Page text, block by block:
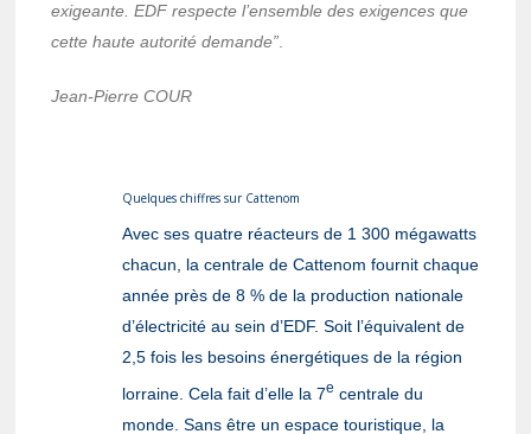
exigeante. EDF respecte l’ensemble des exigences que
cette haute autorité demande”
Jean-Pierre COUR
Quelques chiffres sur Cattenom
Avec ses quatre réacteurs de 1 300 mégawatts
chacun, la centrale de Cattenom fournit chaque
année près de 8 % de la production nationale
d’électricité au sein d’EDF. Soit l’équivalent de
2,5 fois les besoins énergétiques de la région
lorraine. Cela fait d’elle la 7e centrale du
monde. Sans être un espace touristique, la